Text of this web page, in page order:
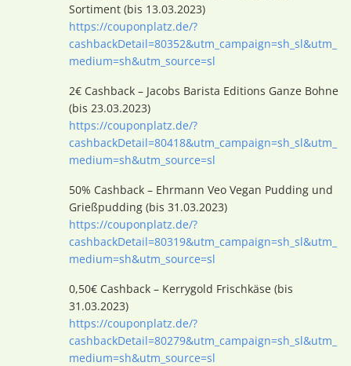
Sortiment (bis 13.03.2023)
https://couponplatz.de/?
cashbackDetail=80352&utm_campaign=sh_sl&utm_
medium=sh&utm_source=sl
2€ Cashback – Jacobs Barista Editions Ganze Bohne
(bis 23.03.2023)
https://couponplatz.de/?
cashbackDetail=80418&utm_campaign=sh_sl&utm_
medium=sh&utm_source=sl
50% Cashback – Ehrmann Veo Vegan Pudding und
Grießpudding (bis 31.03.2023)
https://couponplatz.de/?
cashbackDetail=80319&utm_campaign=sh_sl&utm_
medium=sh&utm_source=sl
0,50€ Cashback – Kerrygold Frischkäse (bis
31.03.2023)
https://couponplatz.de/?
cashbackDetail=80279&utm_campaign=sh_sl&utm_
medium=sh&utm_source=sl